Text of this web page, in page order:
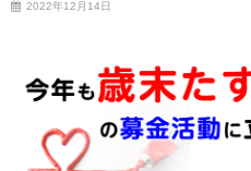
2022年12月14日